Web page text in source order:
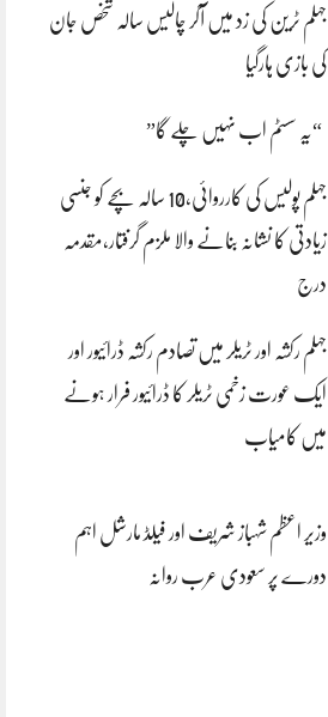
جہلم ٹرین کی زد میں آکر چالیس سالہ شخص جان
کی بازی ہارگیا
“یہ سسٹم اب نہیں چلے گا”
جہلم پولیس کی کارروائی،10 سالہ بچے کو جنسی
زیادتی کا نشانہ بنانے والا ملزم گرفتار،مقدمہ
درج
جہلم رکشہ اور ٹریلر میں تصادم رکشہ ڈرائیور اور
ایک عورت زخمی ٹریلر کا ڈرائیور فرار ہونے
میں کامیاب
وزیر اعظم شہباز شریف اور فیلڈ مارشل اہم
دورے پر سعودی عرب روانہ